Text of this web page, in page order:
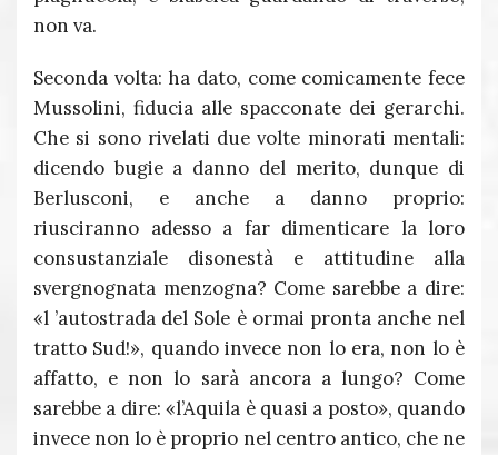
non va.
Seconda volta: ha dato, come comicamente fece
Mussolini, fiducia alle spacconate dei gerarchi.
Che si sono rivelati due volte minorati mentali:
dicendo bugie a danno del merito, dunque di
Berlusconi, e anche a danno proprio:
riusciranno adesso a far dimenticare la loro
consustanziale disonestà e attitudine alla
svergnognata menzogna? Come sarebbe a dire:
«l ’autostrada del Sole è ormai pronta anche nel
tratto Sud!», quando invece non lo era, non lo è
affatto, e non lo sarà ancora a lungo? Come
sarebbe a dire: «l’Aquila è quasi a posto», quando
invece non lo è proprio nel centro antico, che ne